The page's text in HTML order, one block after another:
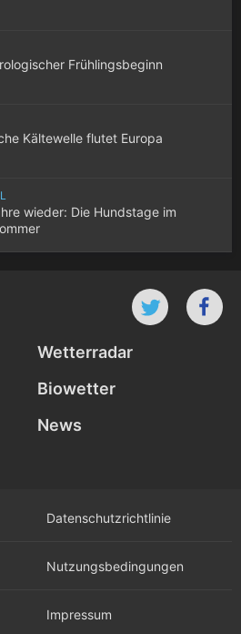
Frühlingsbeginn
Kältewelle flutet Europa
wieder: Die Hundstage im
Wetterradar
Biowetter
News
Datenschutz­richtlinie
Nutzungs­bedingungen
Impressum